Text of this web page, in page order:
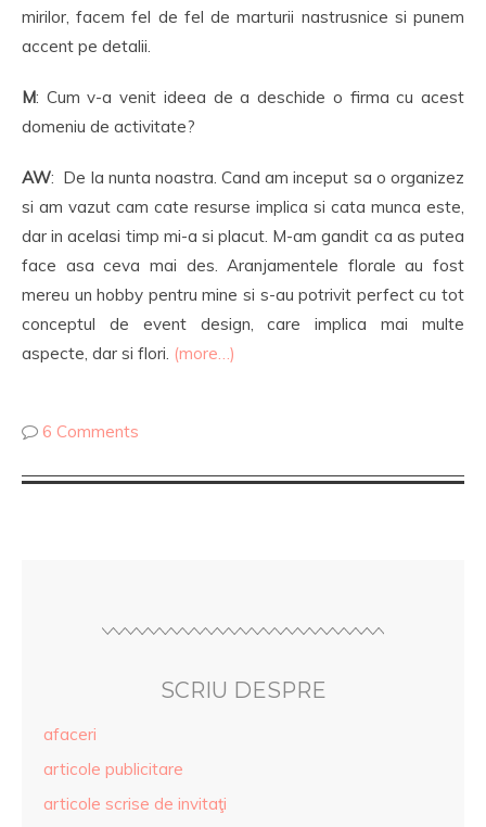
mirilor, facem fel de fel de marturii nastrusnice si punem
accent pe detalii.
M: Cum v-a venit ideea de a deschide o firma cu acest
domeniu de activitate?
AW: De la nunta noastra. Cand am inceput sa o organizez
si am vazut cam cate resurse implica si cata munca este,
dar in acelasi timp mi-a si placut. M-am gandit ca as putea
face asa ceva mai des. Aranjamentele florale au fost
mereu un hobby pentru mine si s-au potrivit perfect cu tot
conceptul de event design, care implica mai multe
aspecte, dar si flori. (more…)
6 Comments
SCRIU DESPRE
afaceri
articole publicitare
articole scrise de invitaţi